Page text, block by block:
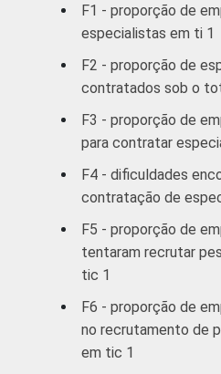
F1 - proporção de
especialistas em ti 1
F2 - proporção de
contratados sob o
F3 - proporção de
para contratar
F4 - dificuldades
contratação de
F5 - proporção de
tentaram recrutar
tic 1
F6 - proporção de
no recrutamento de
em tic 1